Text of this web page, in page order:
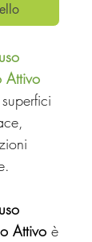
Attivo
Attivo è